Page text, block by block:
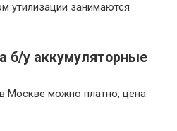
утилизации занимаются
б/у аккумуляторные
Москве можно платно, цена